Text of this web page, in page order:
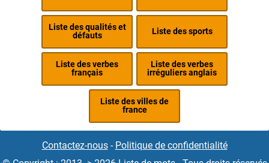
Liste des qualités et
défauts
Liste des sports
Liste des verbes
français
Liste des verbes
irréguliers anglais
Liste des villes de
france
Contactez-nous- Politique de confidentialité